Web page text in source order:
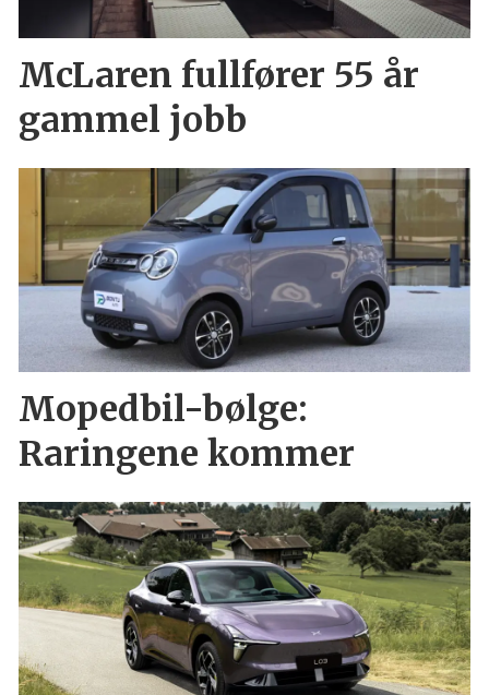
McLaren fullfører 55 år
gammel jobb
Mopedbil-bølge:
Raringene kommer